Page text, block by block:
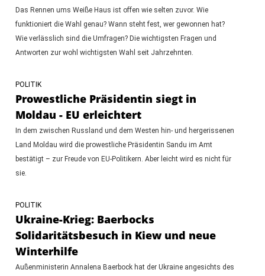
Das Rennen ums Weiße Haus ist offen wie selten zuvor. Wie
funktioniert die Wahl genau? Wann steht fest, wer gewonnen hat?
Wie verlässlich sind die Umfragen? Die wichtigsten Fragen und
Antworten zur wohl wichtigsten Wahl seit Jahrzehnten.
POLITIK
Prowestliche Präsidentin siegt in
Moldau - EU erleichtert
In dem zwischen Russland und dem Westen hin- und hergerissenen
Land Moldau wird die prowestliche Präsidentin Sandu im Amt
bestätigt – zur Freude von EU-Politikern. Aber leicht wird es nicht für
sie.
POLITIK
Ukraine-Krieg: Baerbocks
Solidaritätsbesuch in Kiew und neue
Winterhilfe
Außenministerin Annalena Baerbock hat der Ukraine angesichts des